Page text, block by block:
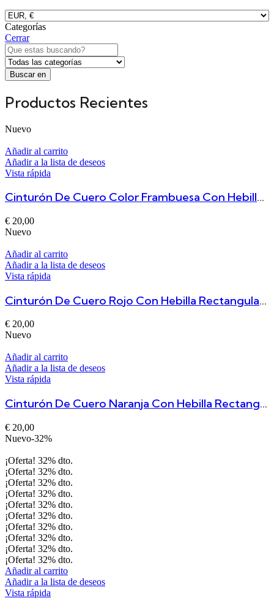
Categorías
Cerrar
Buscar en
Productos Recientes
Nuevo
Añadir al carrito
Añadir a la lista de deseos
Vista rápida
Cinturón De Cuero Color Frambuesa Con Hebilla Rectangular Tallada Duero
€ 20,00
Nuevo
Añadir al carrito
Añadir a la lista de deseos
Vista rápida
Cinturón De Cuero Rojo Con Hebilla Rectangular Tallada Duero
€ 20,00
Nuevo
Añadir al carrito
Añadir a la lista de deseos
Vista rápida
Cinturón De Cuero Naranja Con Hebilla Rectangular Tallada Duero
€ 20,00
Nuevo-32%
¡Oferta! 32% dto.
¡Oferta! 32% dto.
¡Oferta! 32% dto.
¡Oferta! 32% dto.
¡Oferta! 32% dto.
¡Oferta! 32% dto.
¡Oferta! 32% dto.
¡Oferta! 32% dto.
¡Oferta! 32% dto.
¡Oferta! 32% dto.
Añadir al carrito
Añadir a la lista de deseos
Vista rápida